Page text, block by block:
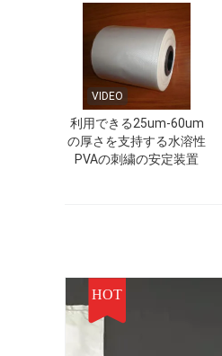
VIDEO
利用できる25um-60um
の厚さを支持する水溶性
PVAの刺繍の安定装置
HOT